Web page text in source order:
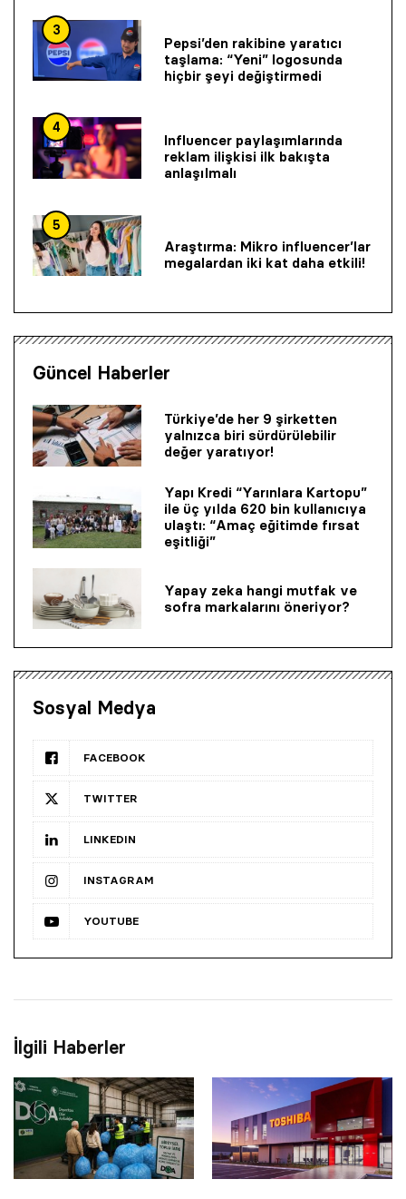
3
Pepsi’den rakibine yaratıcı
taşlama: “Yeni” logosunda
hiçbir şeyi değiştirmedi
4
Influencer paylaşımlarında
reklam ilişkisi ilk bakışta
anlaşılmalı
5
Araştırma: Mikro influencer’lar
megalardan iki kat daha etkili!
Güncel Haberler
Türkiye’de her 9 şirketten
yalnızca biri sürdürülebilir
değer yaratıyor!
Yapı Kredi “Yarınlara Kartopu”
ile üç yılda 620 bin kullanıcıya
ulaştı: “Amaç eğitimde fırsat
eşitliği”
Yapay zeka hangi mutfak ve
sofra markalarını öneriyor?
Sosyal Medya
FACEBOOK
TWITTER
LINKEDIN
INSTAGRAM
YOUTUBE
İlgili Haberler